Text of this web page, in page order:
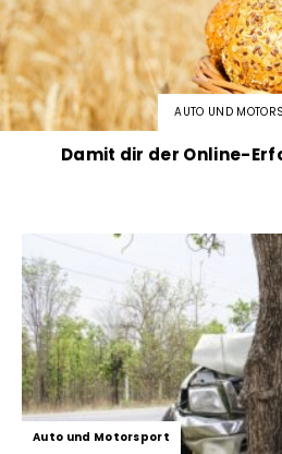
AUTO UND
Damit dir der Online-
Auto und Motorsport